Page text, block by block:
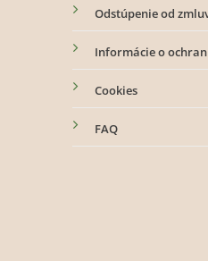
Odstúpenie od
Informácie o
Cookies
FAQ